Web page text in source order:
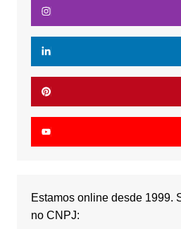
Estamos online desde 1999.
no CNPJ: